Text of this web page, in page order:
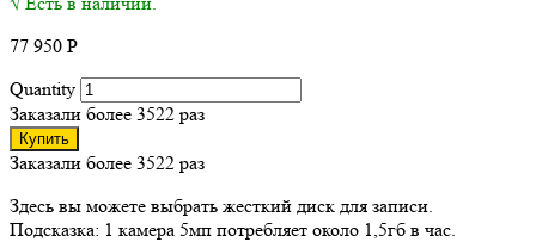
77 950 Р
Quantity
Заказали более 3522 раз
Купить
Заказали более 3522 раз
Здесь вы можете выбрать жесткий диск для записи.
Подсказка: 1 камера 5мп потребляет около 1,5гб в час.